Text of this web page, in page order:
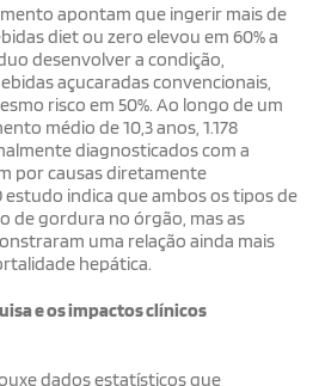
apontam que ingerir mais de
diet ou zero elevou em 60% a
desenvolver a condição,
açucaradas convencionais,
risco em 50%. Ao longo de um
médio de 10,3 anos, 1.178
diagnosticados com a
por causas diretamente
estudo indica que ambos os tipos de
de gordura no órgão, mas as
uma relação ainda mais
hepática.
e os impactos clínicos
dados estatísticos que